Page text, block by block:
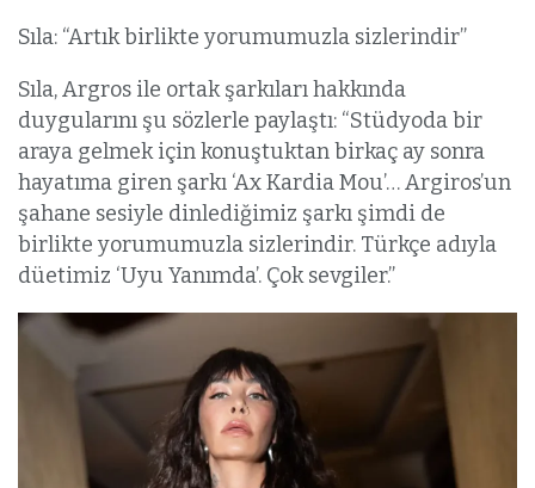
Sıla: “Artık birlikte yorumumuzla sizlerindir”
Sıla, Argros ile ortak şarkıları hakkında
duygularını şu sözlerle paylaştı: “Stüdyoda bir
araya gelmek için konuştuktan birkaç ay sonra
hayatıma giren şarkı ‘Ax Kardia Mou’… Argiros’un
şahane sesiyle dinlediğimiz şarkı şimdi de
birlikte yorumumuzla sizlerindir. Türkçe adıyla
düetimiz ‘Uyu Yanımda’. Çok sevgiler.”